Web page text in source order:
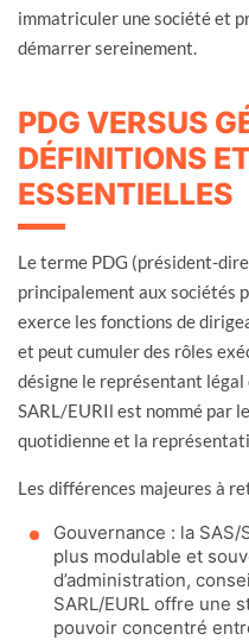
immatriculer une société et
démarrer sereinement.
PDG VERSUS
DÉFINITIONS
ESSENTIELLES
Le terme PDG (président-
principalement aux sociétés
exerce les fonctions de
et peut cumuler des rôles
désigne le représentant légal
SARL/EURIl est nommé par
quotidienne et la
Les différences majeures à
Gouvernance : la
plus modulable et
d’administration,
SARL/EURL offre une
pouvoir concentré